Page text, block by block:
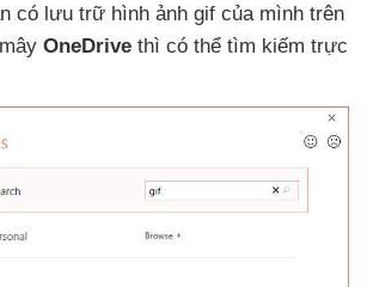
có lưu trữ hình ảnh gif của mình trên
OneDrive thì có thể tìm kiếm trực